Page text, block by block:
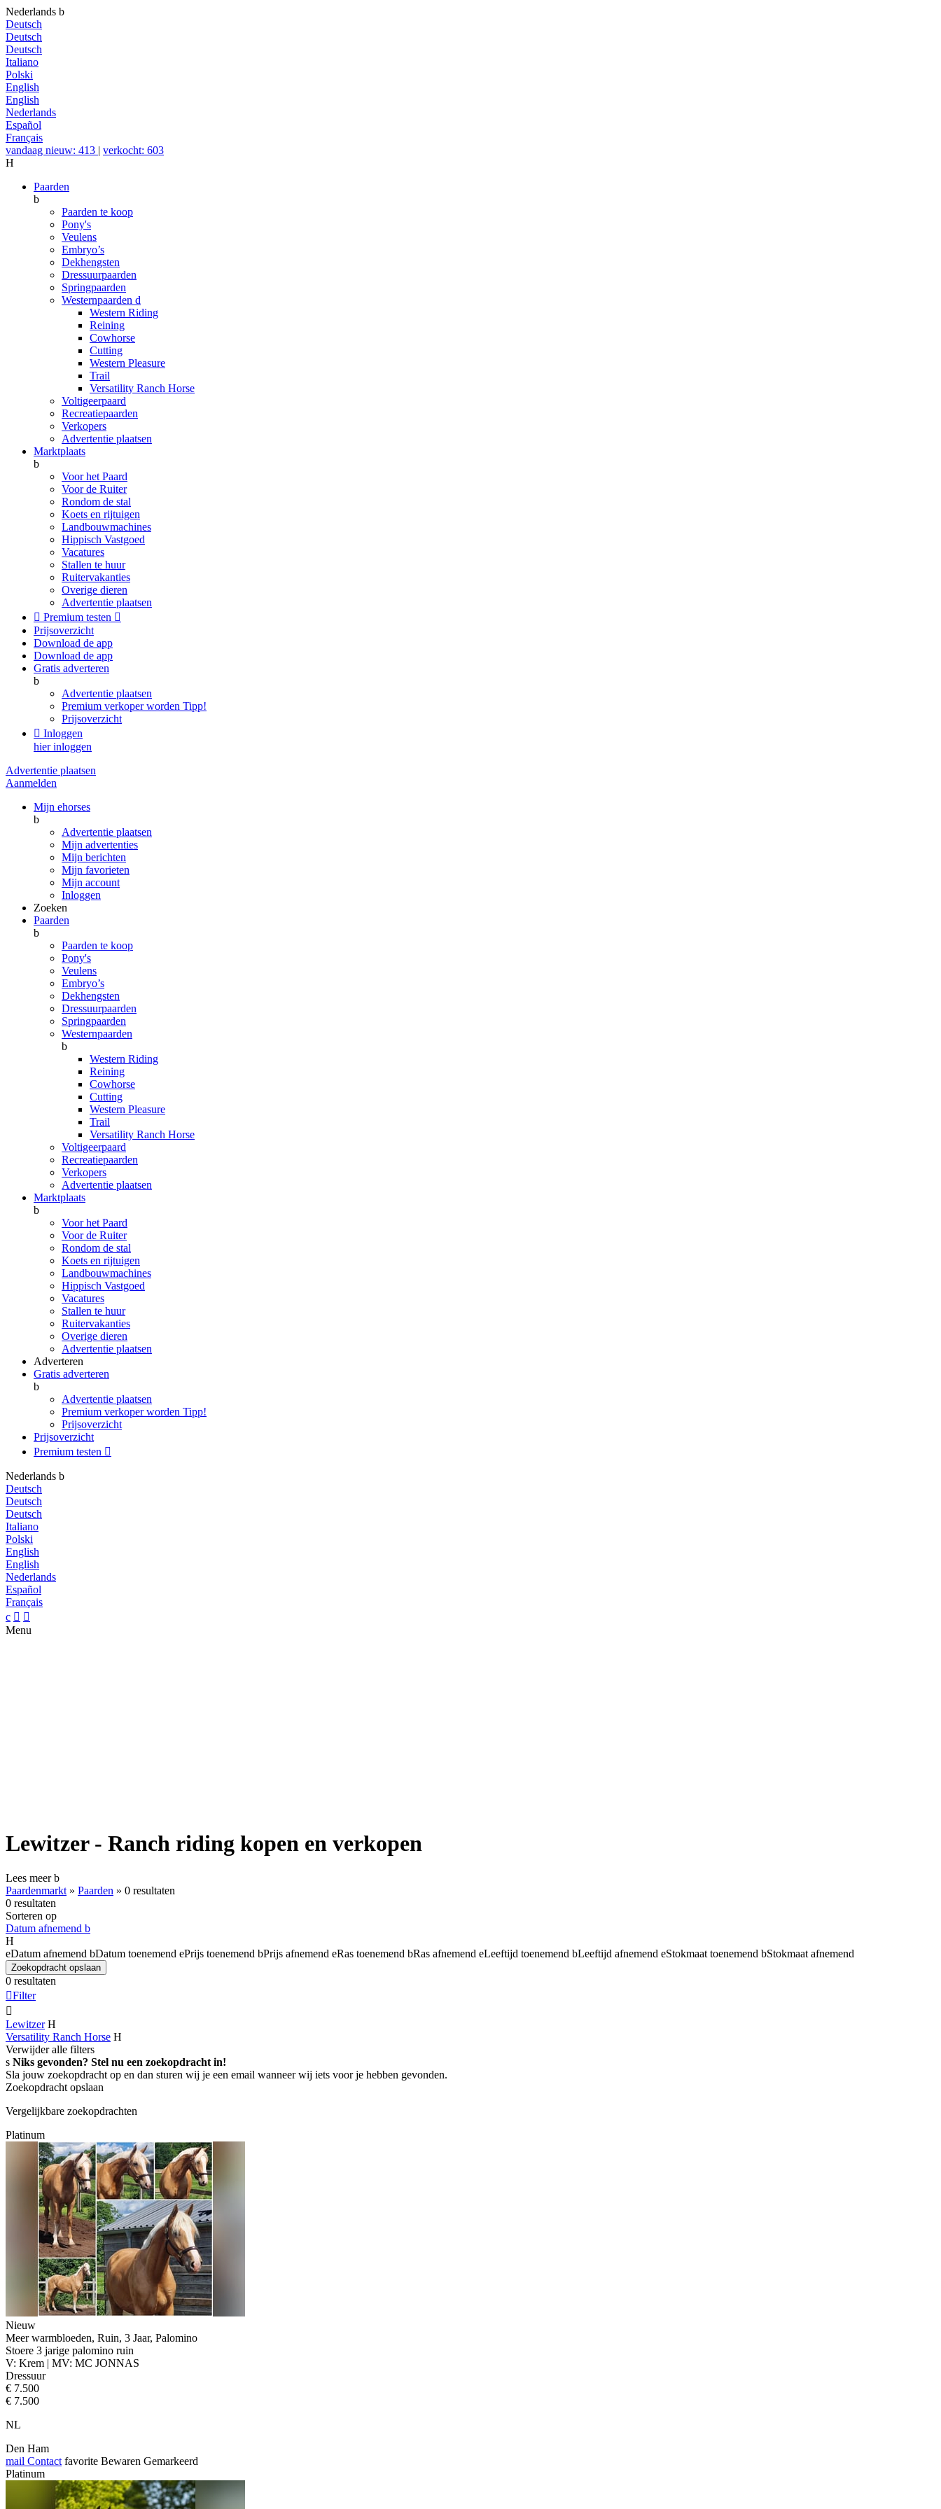
Nederlands b
Deutsch
Deutsch
Deutsch
Italiano
Polski
English
English
Nederlands
Español
Français
vandaag nieuw: 413 | verkocht: 603
H
Paarden
b
Paarden te koop
Pony's
Veulens
Embryo’s
Dekhengsten
Dressuurpaarden
Springpaarden
Westernpaarden d
Western Riding
Reining
Cowhorse
Cutting
Western Pleasure
Trail
Versatility Ranch Horse
Voltigeerpaard
Recreatiepaarden
Verkopers
Advertentie plaatsen
Marktplaats
b
Voor het Paard
Voor de Ruiter
Rondom de stal
Koets en rijtuigen
Landbouwmachines
Hippisch Vastgoed
Vacatures
Stallen te huur
Ruitervakanties
Overige dieren
Advertentie plaatsen
 Premium testen 
Prijsoverzicht
Download de app
Download de app
Gratis adverteren
b
Advertentie plaatsen
Premium verkoper worden Tipp!
Prijsoverzicht
 Inloggen
hier inloggen
Advertentie plaatsen
Aanmelden
Mijn ehorses
b
Advertentie plaatsen
Mijn advertenties
Mijn berichten
Mijn favorieten
Mijn account
Inloggen
Zoeken
Paarden
b
Paarden te koop
Pony's
Veulens
Embryo’s
Dekhengsten
Dressuurpaarden
Springpaarden
Westernpaarden
b
Western Riding
Reining
Cowhorse
Cutting
Western Pleasure
Trail
Versatility Ranch Horse
Voltigeerpaard
Recreatiepaarden
Verkopers
Advertentie plaatsen
Marktplaats
b
Voor het Paard
Voor de Ruiter
Rondom de stal
Koets en rijtuigen
Landbouwmachines
Hippisch Vastgoed
Vacatures
Stallen te huur
Ruitervakanties
Overige dieren
Advertentie plaatsen
Adverteren
Gratis adverteren
b
Advertentie plaatsen
Premium verkoper worden Tipp!
Prijsoverzicht
Prijsoverzicht
Premium testen 
Nederlands b
Deutsch
Deutsch
Deutsch
Italiano
Polski
English
English
Nederlands
Español
Français
c  
Menu
Lewitzer - Ranch riding kopen en verkopen
Lees meerb
Paardenmarkt » Paarden » 0 resultaten
0 resultaten
Sorteren op
Datum afnemend b
H
eDatum afnemend bDatum toenemend ePrijs toenemend bPrijs afnemend eRas toenemend bRas afnemend eLeeftijd toenemend bLeeftijd afnemend eStokmaat toenemend bStokmaat afnemend
Zoekopdracht opslaan
0 resultaten
Filter

Lewitzer H
Versatility Ranch Horse H
Verwijder alle filters
s Niks gevonden? Stel nu een zoekopdracht in!
Sla jouw zoekopdracht op en dan sturen wij je een email wanneer wij iets voor je hebben gevonden.
Zoekopdracht opslaan
Vergelijkbare zoekopdrachten
Platinum
Nieuw
Meer warmbloeden, Ruin, 3 Jaar, Palomino
Stoere 3 jarige palomino ruin
V: Krem | MV: MC JONNAS
Dressuur
€ 7.500
€ 7.500
NL
Den Ham
mail Contact favorite Bewaren Gemarkeerd
Platinum